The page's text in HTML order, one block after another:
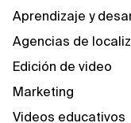
Aprendizaje y
Agencias de
Edición de video
Marketing
Videos educativos